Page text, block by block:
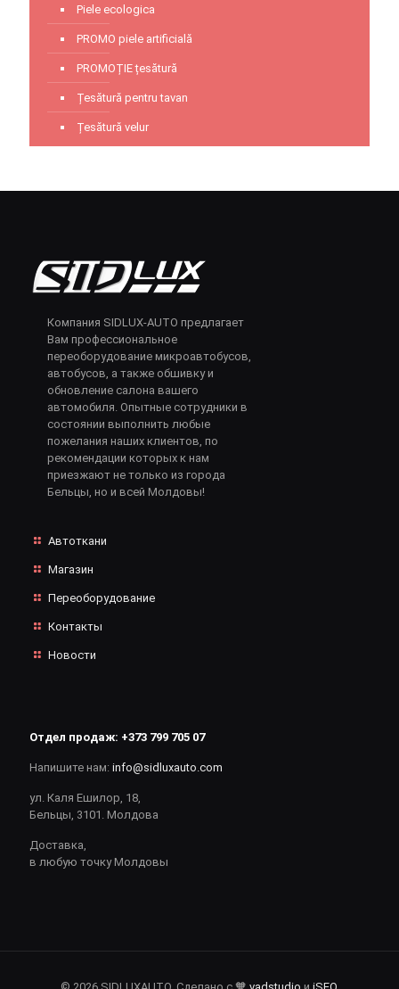
Piele ecologica
PROMO piele artificială
PROMOȚIE țesătură
Țesătură pentru tavan
Țesătură velur
Компания SIDLUX-AUTO предлагает
Вам профессиональное
переоборудование микроавтобусов,
автобусов, а также обшивку и
обновление салона вашего
автомобиля. Опытные сотрудники в
состоянии выполнить любые
пожелания наших клиентов, по
рекомендации которых к нам
приезжают не только из города
Бельцы, но и всей Молдовы!
Автоткани
Магазин
Переоборудование
Контакты
Новости
Отдел продаж: +373 799 705 07
Напишите нам: info@sidluxauto.com
ул. Каля Ешилор, 18,
Бельцы, 3101. Молдова
Доставка,
в любую точку Молдовы
© 2026 SIDLUXAUTO. Сделано с 🧡 vadstudio и iSEO.